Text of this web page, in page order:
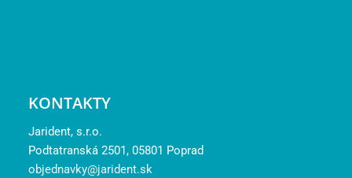
KONTAKTY
Jarident, s.r.o.
Podtatranská 2501, 05801 Poprad
objednavky@jarident.sk